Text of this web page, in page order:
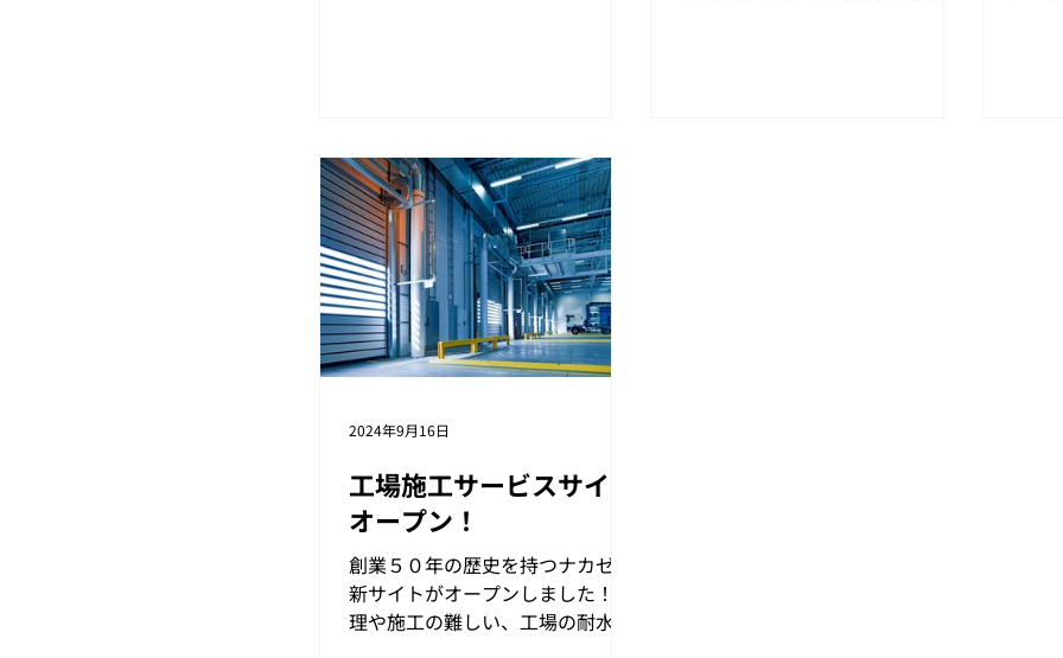
工場施工サービスサイト
オープン！
創業５０年の歴史を持つナカゼの
新サイトがオープンしました！ 管
理や施工の難しい、工場の耐水施
2024年9月16日